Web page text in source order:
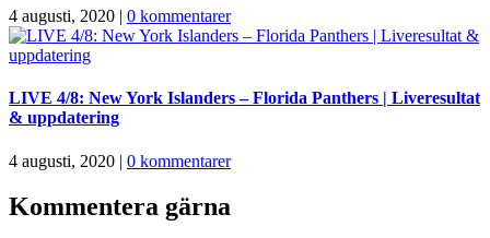
4 augusti, 2020 | 0 kommentarer
LIVE 4/8: New York Islanders – Florida Panthers | Liveresultat
& uppdatering
4 augusti, 2020 | 0 kommentarer
Kommentera gärna